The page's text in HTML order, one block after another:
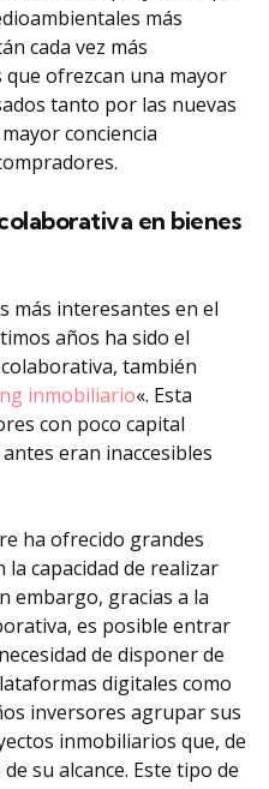
más
cada vez más
ofrezcan una mayor
tanto por las nuevas
conciencia
en bienes
más interesantes en el
años ha sido el
también
inmobiliario«. Esta
con poco capital
eran inaccesibles
ha ofrecido grandes
capacidad de realizar
embargo, gracias a la
es posible entrar
de disponer de
digitales como
inversores agrupar sus
inmobiliarios que, de
su alcance. Este tipo de